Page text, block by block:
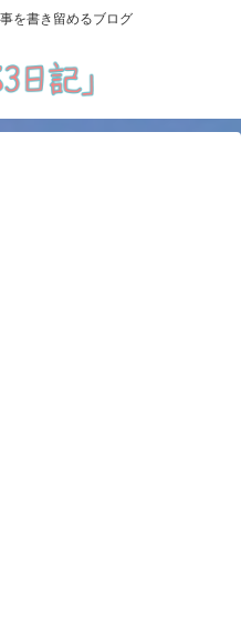
を書き留めるブログ